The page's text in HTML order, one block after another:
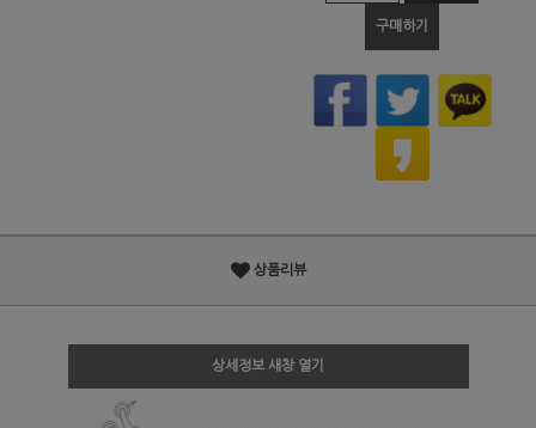
구매하기
상품리뷰
상세정보 새창 열기